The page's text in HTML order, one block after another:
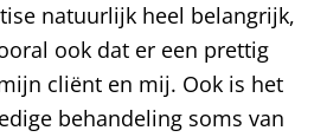
natuurlijk heel belangrijk,
ook dat er een prettig
cliënt en mij. Ook is het
behandeling soms van